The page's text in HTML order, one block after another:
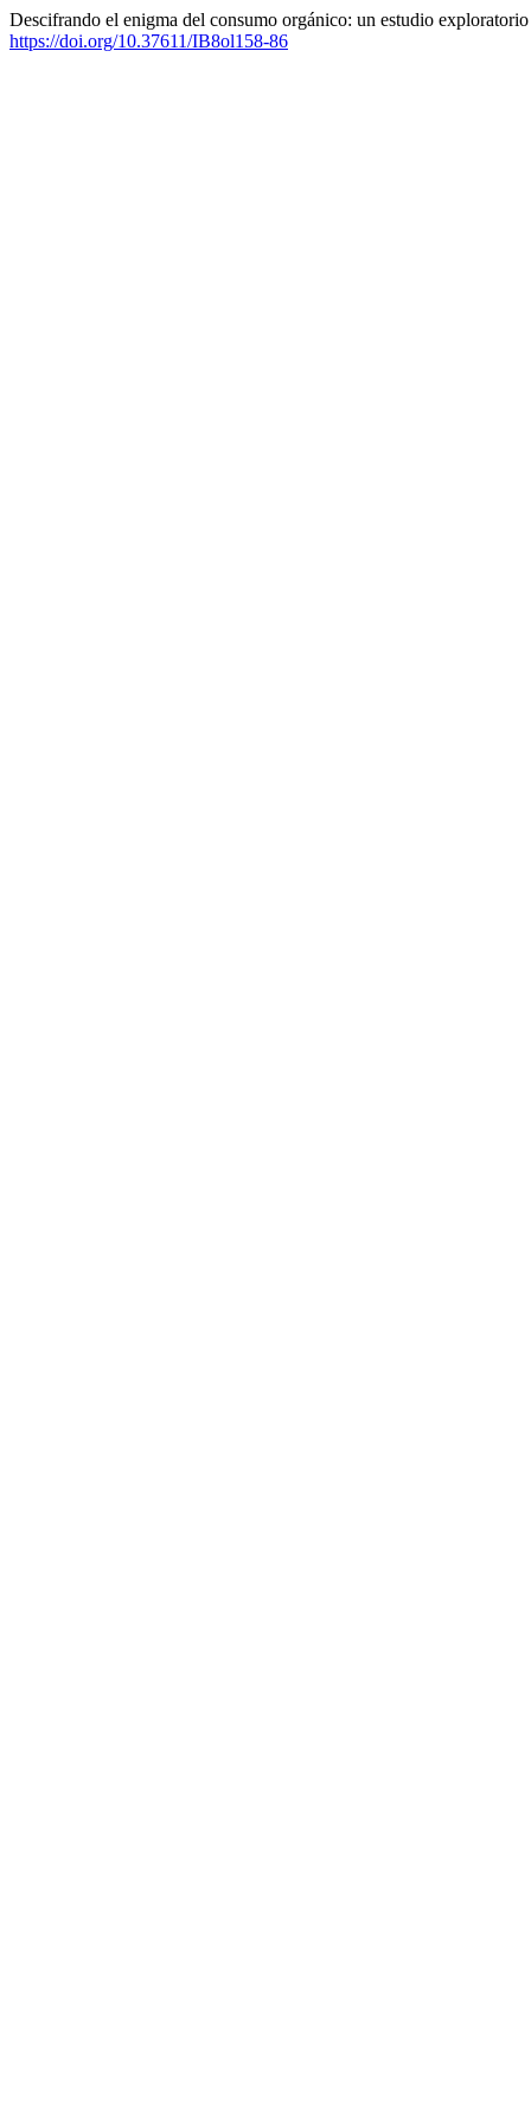
Descifrando el enigma del consumo orgánico: un estudio
https://doi.org/10.37611/IB8ol158-86